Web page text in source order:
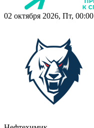
02 октября 2026, Пт, 00:00